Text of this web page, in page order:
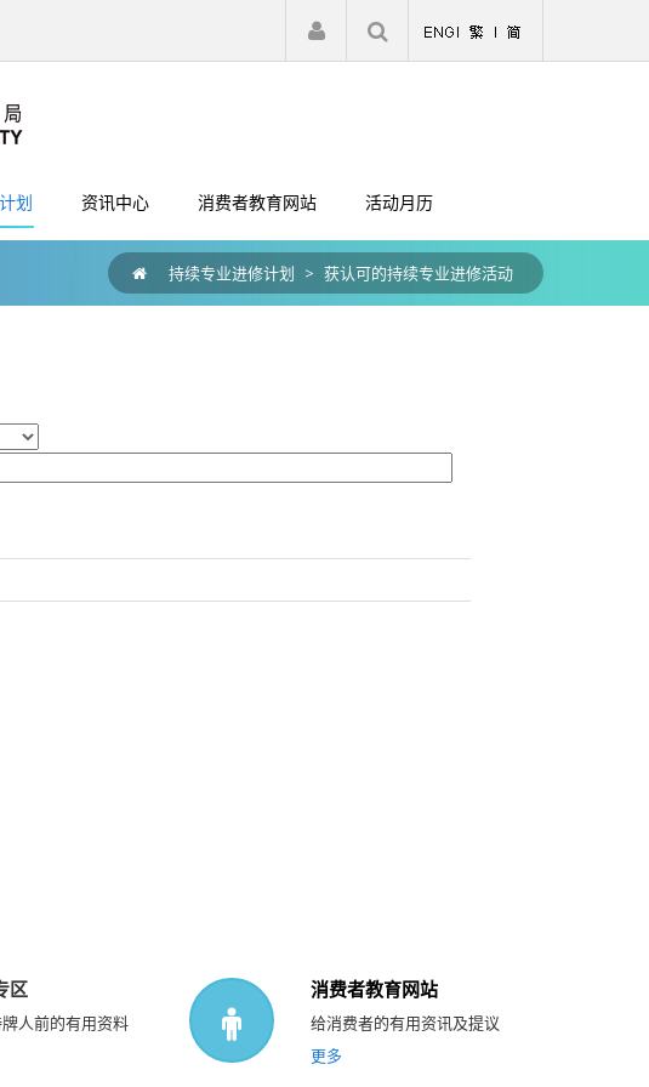
注册 登入
划 资讯中心 消费者教育网站 活动月历
持续专业进修计划 > 获认可的持续专业进修活动
区
人前的有用资料
消费者教育网站
给消费者的有用资讯及提议
更多